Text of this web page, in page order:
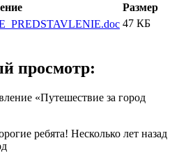
Размер
47 КБ
просмотр:
«Путешествие за город
ребята! Несколько лет назад